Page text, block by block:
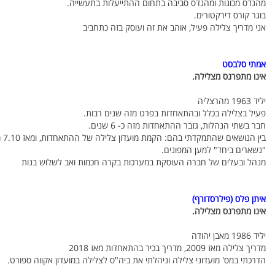
מהנדס מכונות ומהנדס סביבה בתחום ההתייעלות בתעשייה.
בוגר קורס דירקטורים.
אני מדריך צלילה פעיל, אוהב את זה ועוסק בזה כתחביב
אמתי סלבסט
אינו מתפרנס מצלילה.
יליד 1963 מהרצליה
פעיל בצלילה בכלל ובהתאחדות בפרט מזה שנים רבות.
חבר בשתי הנהלות, גזבר ההתאחדות מזה כ- 6 שנים.
"נשארים ביחד" למען המפונים.
מנהל ובעלים של חברה העוסקת במערכות בקרה חכמות ואב לשלוש בנות
איתן פלס (פילרסדורף)
אינו מתפרנס מצלילה.
יליד 1986 מאבן יהודה
מדריך צלילה מאז 2009, מדריך בכיר בהתאחדות מאז 2018
הדרכתי במס' מועדוני צלילה וניהלתי את ביה"ס לצלילה במועדון אקווה ספורט.